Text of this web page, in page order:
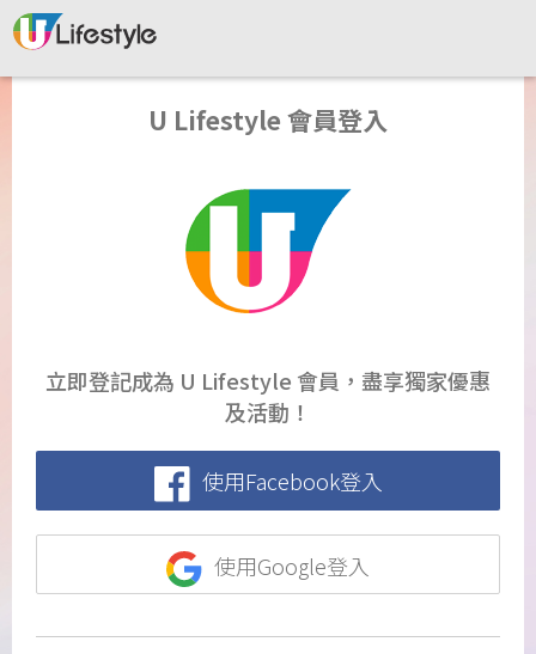
U Lifestyle 會員登入
立即登記成為 U Lifestyle 會員，盡享獨家優惠
及活動！
使用Facebook登入
使用Google登入